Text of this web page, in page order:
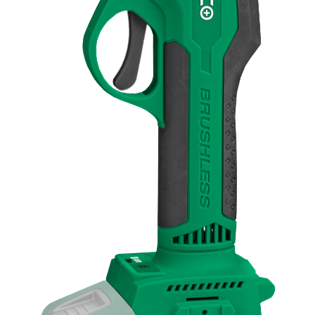
Twoje zamówienia
Ustawienia konta
KOSTA One Sp.
Sklep internetowy Shoper Premium
DODAJ DO KOSZYKA